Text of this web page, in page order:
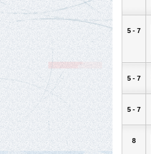
5 - 7
5 - 7
5 - 7
8